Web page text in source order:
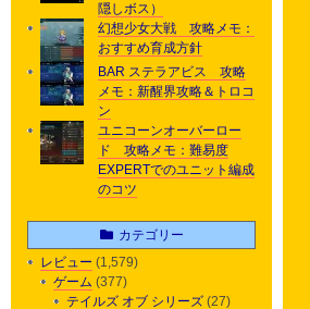
隠しボス）
幻想少女大戦 攻略メモ：
おすすめ育成方針
BAR ステラアビス 攻略
メモ：新醒界攻略＆トロコ
ン
ユニコーンオーバーロー
ド 攻略メモ：難易度
EXPERTでのユニット編成
のコツ
カテゴリー
レビュー (1,579)
ゲーム (377)
テイルズ オブ シリーズ (27)